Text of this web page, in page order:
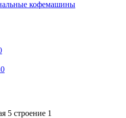
кофемашины
0
5 строение 1